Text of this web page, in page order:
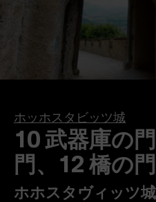
ホッホスタビッツ城
10 武器庫の
門、12 橋の門
ホホスタヴィッツ